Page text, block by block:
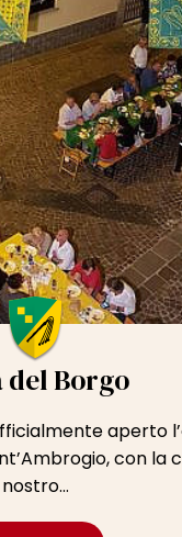
del Borgo
aperto
con la
nostro...